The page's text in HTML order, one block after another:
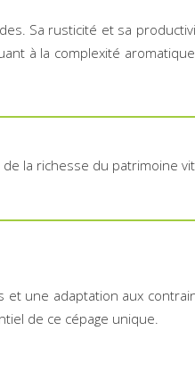
Sa rusticité et sa
à la complexité
la richesse du patrimoine
une adaptation aux
de ce cépage unique.